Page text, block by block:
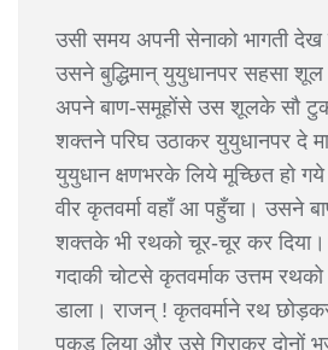
उसी समय अपनी सेनाको भागती
उसने बुद्धिमान् युयुधानपर सहसा
अपने बाण-समूहोंसे उस शूलके सौ
शक्तने परिघ उठाकर युयुधानपर दे
युयुधान क्षणभरके लिये मूच्छित हो
वीर कृतवर्मा वहाँ आ पहुँचा। उसने
शक्तके भी रथको चूर-चूर कर
गदाकी चोटसे कृतवर्माक उत्तम
डाला। राजन् ! कृतवर्माने रथ
पकड़ लिया और उसे गिराकर दोनों